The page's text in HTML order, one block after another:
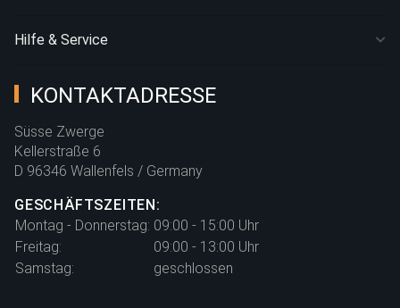
Hilfe & Service
KONTAKTADRESSE
Süsse Zwerge
Kellerstraße 6
D 96346 Wallenfels / Germany
GESCHÄFTSZEITEN:
Montag - Donnerstag: 09:00 - 15:00 Uhr
Freitag:
09:00 - 13:00 Uhr
Samstag:
geschlossen